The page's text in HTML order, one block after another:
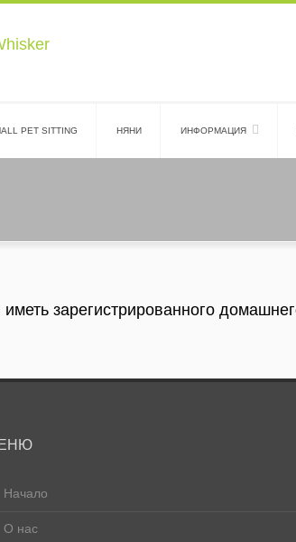
PET SITTING НЯНИ ИНФОРМАЦИЯ
зарегистрированного
Начало
О нас